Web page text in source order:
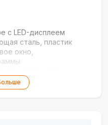
с LED-дисплеем
сталь, пластик
окно,